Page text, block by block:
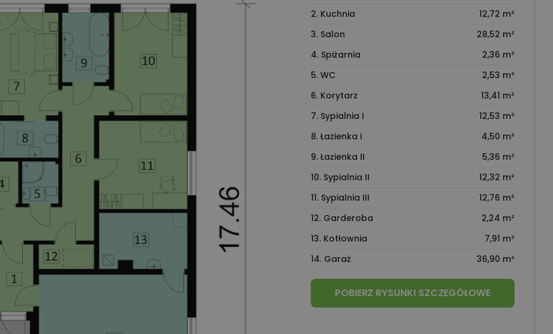
2. Kuchnia
12,72 m²
3. Salon
28,52 m²
4. Spiżarnia
2,36 m²
5. WC
2,53 m²
6. Korytarz
13,41 m²
7. Sypialnia I
12,53 m²
8. Łazienka I
4,50 m²
9. Łazienka II
5,36 m²
10. Sypialnia II
12,32 m²
11. Sypialnia III
12,76 m²
12. Garderoba
2,24 m²
13. Kotłownia
7,91 m²
14. Garaż
36,90 m²
POBIERZ RYSUNKI SZCZEGÓŁOWE